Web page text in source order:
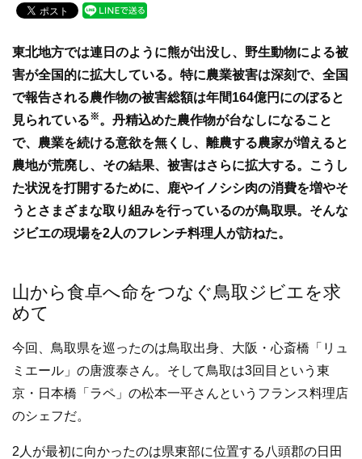
c
e
b
o
o
k
tt
er
e
東北地方では連日のように熊が出没し、野生動物による被
害が全国的に拡大している。特に農業被害は深刻で、全国
で報告される農作物の被害総額は年間164億円にのぼると
見られている※。丹精込めた農作物が台なしになること
で、農業を続ける意欲を無くし、離農する農家が増えると
農地が荒廃し、その結果、被害はさらに拡大する。こうし
た状況を打開するために、鹿やイノシシ肉の消費を増やそ
うとさまざまな取り組みを行っているのが鳥取県。そんな
ジビエの現場を2人のフレンチ料理人が訪ねた。
山から食卓へ命をつなぐ鳥取ジビエを求
めて
今回、鳥取県を巡ったのは鳥取出身、大阪・心斎橋「リュ
ミエール」の唐渡泰さん。そして鳥取は3回目という東
京・日本橋「ラペ」の松本一平さんというフランス料理店
のシェフだ。
2人が最初に向かったのは県東部に位置する八頭郡の日田